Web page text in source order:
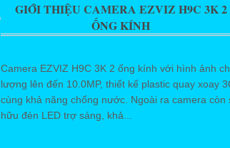
GIỚI THIỆU CAMERA EZVIZ H9C 3K 2
ỐNG KÍNH
Camera EZVIZ H9C 3K 2 ống kính với hình ảnh
lượng lên đến 10.0MP, thiết kế plastic quay xoay
cùng khả năng chống nước. Ngoài ra camera còn
hữu đèn LED trợ sáng, khả...